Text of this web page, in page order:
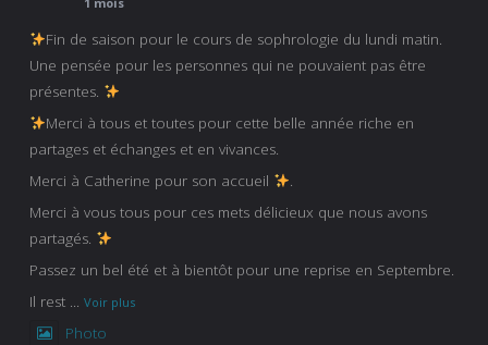
Fin de saison pour le cours de sophrologie du lundi matin.
Une pensée pour les personnes qui ne pouvaient pas être
présentes.
Merci à tous et toutes pour cette belle année riche en
partages et échanges et en vivances.
Merci à Catherine pour son accueil
.
Merci à vous tous pour ces mets délicieux que nous avons
partagés.
Passez un bel été et à bientôt pour une reprise en Septembre.
Il rest ... Voir plus
Photo